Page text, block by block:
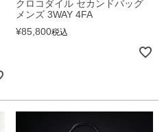
クロコダイル セカンドバッグ
メンズ 3WAY 4FA
¥85,800税込